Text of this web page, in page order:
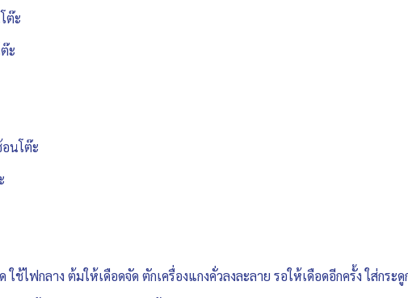
ต๊ะ
ะ
นโต๊ะ
ใช้ไฟกลาง ต้มให้เดือดจัด ตักเครื่องแกงคั่วลงละลาย รอให้เดือดอีกครั้ง ใส่กร